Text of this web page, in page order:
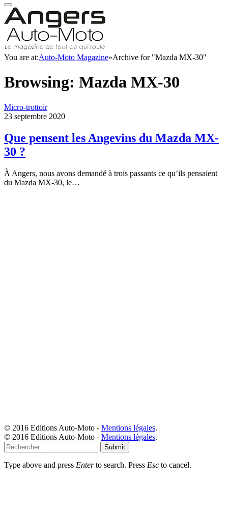
You are at:Auto-Moto Magazine»Archive for "Mazda MX-30"
Browsing: Mazda MX-30
Micro-trottoir
23 septembre 2020
Que pensent les Angevins du Mazda MX-
30 ?
À Angers, nous avons demandé à trois passants ce qu’ils pensaient
du Mazda MX-30, le…
© 2016 Editions Auto-Moto - Mentions légales.
© 2016 Editions Auto-Moto - Mentions légales.
Submit
Type above and press Enterto search. Press Esc to cancel.